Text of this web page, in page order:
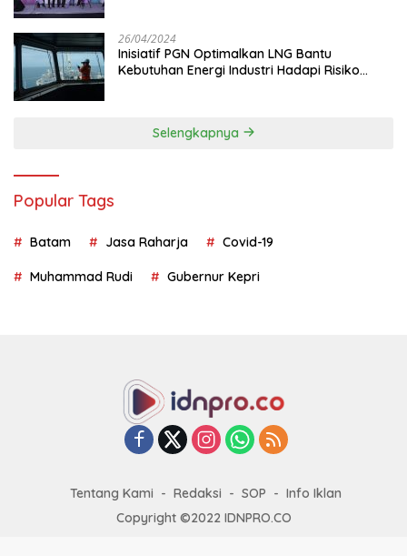
26/04/2024
Inisiatif PGN Optimalkan LNG Bantu
Kebutuhan Energi Industri Hadapi Risiko
Selengkapnya
Popular Tags
Batam Jasa Raharja Covid-19
Muhammad Rudi Gubernur Kepri
Tentang Kami Redaksi SOP
Info Iklan
Copyright ©2022 IDNPRO.CO